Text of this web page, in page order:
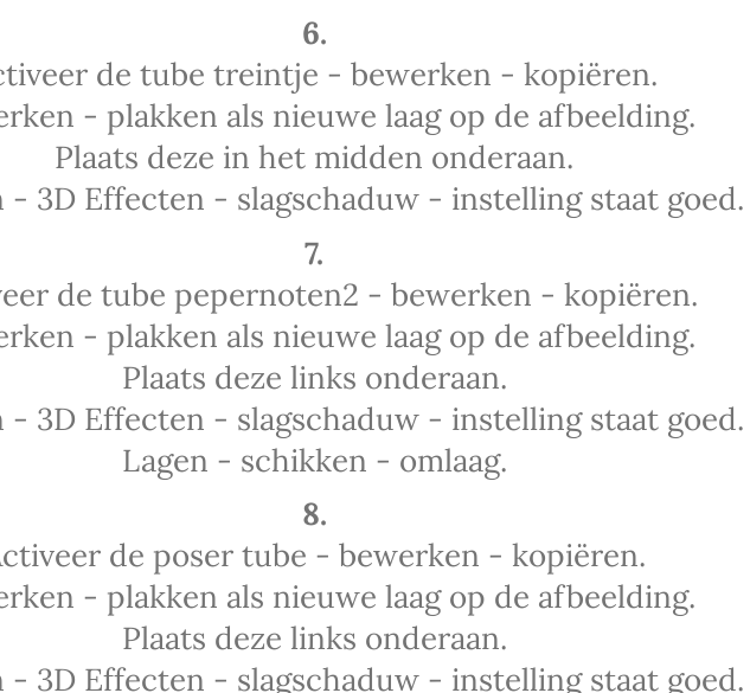
6.
de tube treintje - bewerken - kopiëren.
- plakken als nieuwe laag op de afbeelding.
Plaats deze in het midden onderaan.
- 3D Effecten - slagschaduw - instelling staat goed.
7.
de tube pepernoten2 - bewerken - kopiëren.
- plakken als nieuwe laag op de afbeelding.
Plaats deze links onderaan.
- 3D Effecten - slagschaduw - instelling staat goed.
Lagen - schikken - omlaag.
8.
de poser tube - bewerken - kopiëren.
- plakken als nieuwe laag op de afbeelding.
Plaats deze links onderaan.
- 3D Effecten - slagschaduw - instelling staat goed.